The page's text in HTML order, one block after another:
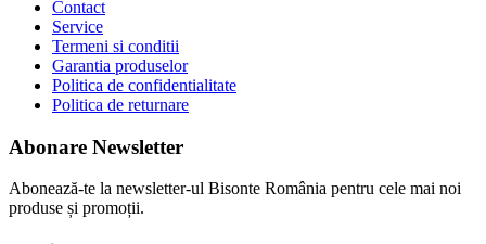
Contact
Service
Termeni si conditii
Garantia produselor
Politica de confidentialitate
Politica de returnare
Abonare Newsletter
Abonează-te la newsletter-ul Bisonte România pentru cele mai noi
produse și promoții.